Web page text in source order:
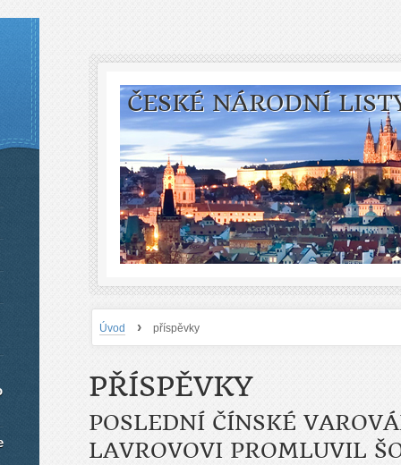
ČESKÉ NÁRODNÍ
Úvod › příspěvky
PŘÍSPĚVKY
POSLEDNÍ ČÍNSKÉ
LAVROVOVI PROMLUVIL